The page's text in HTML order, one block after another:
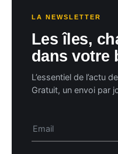
LA NEWSLETTER
Les îles,
dans votre
L’essentiel de l’actu
Gratuit, un envoi par